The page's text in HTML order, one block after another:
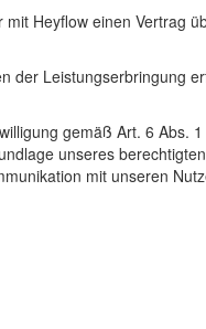
Heyflow einen Vertrag
der Leistungserbringung
gemäß Art. 6 Abs.
unseres
mit unseren